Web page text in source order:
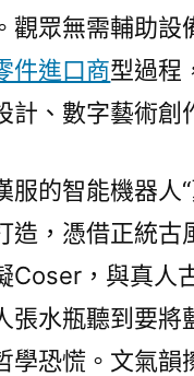
觀眾無需輔助設
件進口商型過程
計、數字藝術創
服的智能機器人
造，憑借正統古
Coser，與真人
張水瓶聽到要將
學恐慌。文氣韻